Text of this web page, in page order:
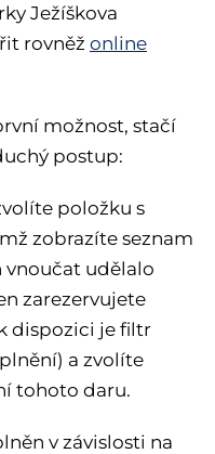
Ježíškova
rovněž online
možnost, stačí
postup:
položku s
zobrazíte seznam
vnoučat udělalo
zarezervujete
dispozici je filtr
a zvolíte
tohoto daru.
v závislosti na